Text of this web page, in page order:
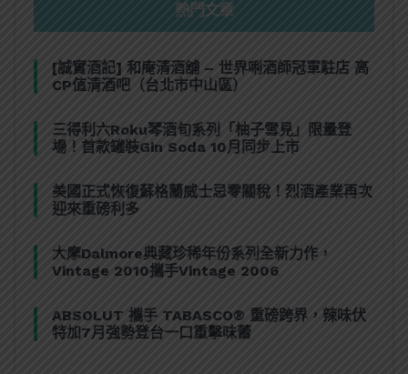
熱門文章
[誠實酒記] 和庵清酒舖 – 世界唎酒師冠軍駐店 高
CP值清酒吧（台北市中山區）
三得利六Roku琴酒旬系列「柚子雪見」限量登
場！首款罐裝Gin Soda 10月同步上市
美國正式恢復蘇格蘭威士忌零關稅！烈酒產業再次
迎來重磅利多
大摩Dalmore典藏珍稀年份系列全新力作，
Vintage 2010攜手Vintage 2006
ABSOLUT 攜手 TABASCO® 重磅跨界，辣味伏
特加7月強勢登台一口重擊味蕾